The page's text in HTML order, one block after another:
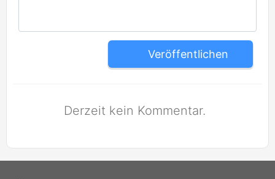
Veröffentlichen
Derzeit kein Kommentar.